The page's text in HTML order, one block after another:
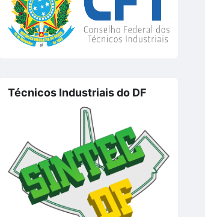
Técnicos Industriais do DF